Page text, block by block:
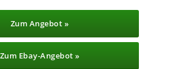
Zum Angebot »
Zum Ebay-Angebot »